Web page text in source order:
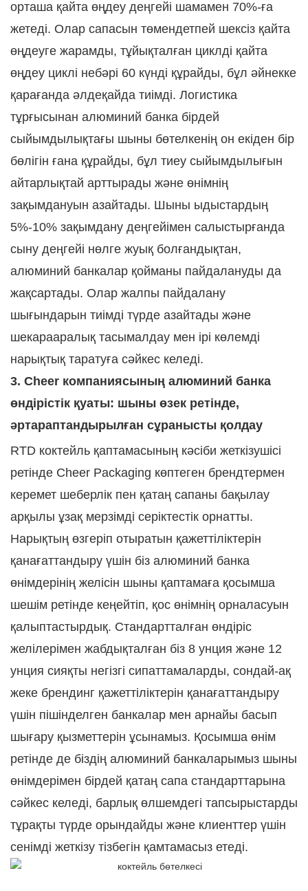
орташа қайта өңдеу деңгейі шамамен 70%-ға
жетеді. Олар сапасын төмендетпей шексіз қайта
өңдеуге жарамды, тұйықталған циклді қайта
өңдеу циклі небәрі 60 күнді құрайды, бұл әйнекке
қарағанда әлдеқайда тиімді. Логистика
тұрғысынан алюминий банка бірдей
сыйымдылықтағы шыны бөтелкенің он екіден бір
бөлігін ғана құрайды, бұл тиеу сыйымдылығын
айтарлықтай арттырады және өнімнің
зақымдануын азайтады. Шыны ыдыстардың
5%-10% зақымдану деңгейімен салыстырғанда
сыну деңгейі нөлге жуық болғандықтан,
алюминий банкалар қойманы пайдалануды да
жақсартады. Олар жалпы пайдалану
шығындарын тиімді түрде азайтады және
шекарааралық тасымалдау мен ірі көлемді
нарықтық таратуға сәйкес келеді.
3. Cheer компаниясының алюминий банка
өндірістік қуаты: шыны өзек ретінде,
әртараптандырылған сұранысты қолдау
RTD коктейль қаптамасының кәсіби жеткізушісі
ретінде Cheer Packaging көптеген брендтермен
керемет шеберлік пен қатаң сапаны бақылау
арқылы ұзақ мерзімді серіктестік орнатты.
Нарықтың өзгеріп отыратын қажеттіліктерін
қанағаттандыру үшін біз алюминий банка
өнімдерінің желісін шыны қаптамаға қосымша
шешім ретінде кеңейтіп, қос өнімнің орналасуын
қалыптастырдық. Стандартталған өндіріс
желілерімен жабдықталған біз 8 унция және 12
унция сияқты негізгі сипаттамаларды, сондай-ақ
жеке брендинг қажеттіліктерін қанағаттандыру
үшін пішінделген банкалар мен арнайы басып
шығару қызметтерін ұсынамыз. Қосымша өнім
ретінде де біздің алюминий банкаларымыз шыны
өнімдерімен бірдей қатаң сапа стандарттарына
сәйкес келеді, барлық өлшемдегі тапсырыстарды
тұрақты түрде орындайды және клиенттер үшін
сенімді жеткізу тізбегін қамтамасыз етеді.